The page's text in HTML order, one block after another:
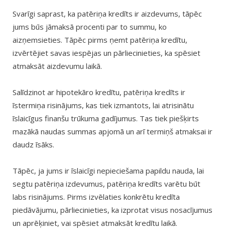
Svarīgi saprast, ka patēriņa kredīts ir aizdevums, tāpēc
jums būs jāmaksā procenti par to summu, ko
aizņemsieties. Tāpēc pirms ņemt patēriņa kredītu,
izvērtējiet savas iespējas un pārliecinieties, ka spēsiet
atmaksāt aizdevumu laikā.
Salīdzinot ar hipotekāro kredītu, patēriņa kredīts ir
īstermiņa risinājums, kas tiek izmantots, lai atrisinātu
īslaicīgus finanšu trūkuma gadījumus. Tas tiek piešķirts
mazākā naudas summas apjomā un arī termiņš atmaksai ir
daudz īsāks.
Tāpēc, ja jums ir īslaicīgi nepieciešama papildu nauda, lai
segtu patēriņa izdevumus, patēriņa kredīts varētu būt
labs risinājums. Pirms izvēlaties konkrētu kredīta
piedāvājumu, pārliecinieties, ka izprotat visus nosacījumus
un aprēķiniet, vai spēsiet atmaksāt kredītu laikā.